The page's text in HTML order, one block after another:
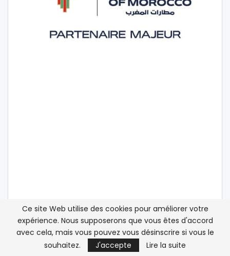
DERNIÈRES NOUVELLES
Ce site Web utilise des cookies pour améliorer votre
expérience. Nous supposerons que vous êtes d'accord
avec cela, mais vous pouvez vous désinscrire si vous le
souhaitez.
J'accepte Lire la suite